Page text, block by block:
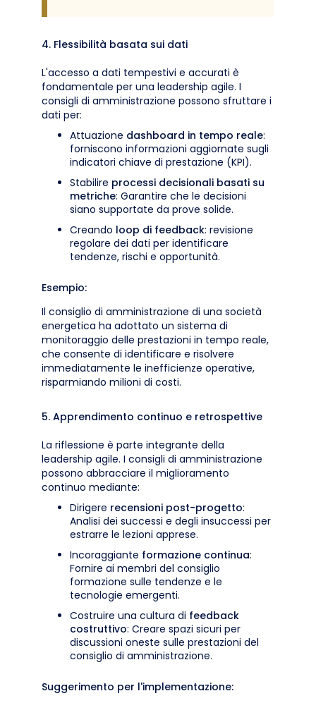
4. Flessibilità basata sui dati
L'accesso a dati tempestivi e accurati è
fondamentale per una leadership agile. I
consigli di amministrazione possono sfruttare i
dati per:
Attuazione dashboard in tempo reale:
forniscono informazioni aggiornate sugli
indicatori chiave di prestazione (KPI).
Stabilire processi decisionali basati su
metriche: Garantire che le decisioni
siano supportate da prove solide.
Creando loop di feedback: revisione
regolare dei dati per identificare
tendenze, rischi e opportunità.
Esempio:
Il consiglio di amministrazione di una società
energetica ha adottato un sistema di
monitoraggio delle prestazioni in tempo reale,
che consente di identificare e risolvere
immediatamente le inefficienze operative,
risparmiando milioni di costi.
5. Apprendimento continuo e retrospettive
La riflessione è parte integrante della
leadership agile. I consigli di amministrazione
possono abbracciare il miglioramento
continuo mediante:
Dirigere recensioni post-progetto:
Analisi dei successi e degli insuccessi per
estrarre le lezioni apprese.
Incoraggiante formazione continua:
Fornire ai membri del consiglio
formazione sulle tendenze e le
tecnologie emergenti.
Costruire una cultura di feedback
costruttivo: Creare spazi sicuri per
discussioni oneste sulle prestazioni del
consiglio di amministrazione.
Suggerimento per l'implementazione: